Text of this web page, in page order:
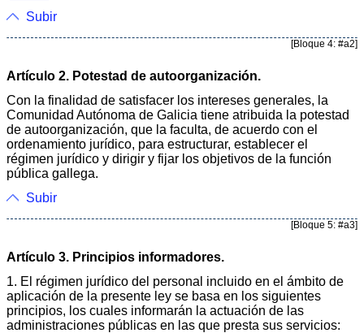
Subir
[Bloque 4: #a2]
Artículo 2. Potestad de autoorganización.
Con la finalidad de satisfacer los intereses generales, la
Comunidad Autónoma de Galicia tiene atribuida la potestad
de autoorganización, que la faculta, de acuerdo con el
ordenamiento jurídico, para estructurar, establecer el
régimen jurídico y dirigir y fijar los objetivos de la función
pública gallega.
Subir
[Bloque 5: #a3]
Artículo 3. Principios informadores.
1. El régimen jurídico del personal incluido en el ámbito de
aplicación de la presente ley se basa en los siguientes
principios, los cuales informarán la actuación de las
administraciones públicas en las que presta sus servicios: